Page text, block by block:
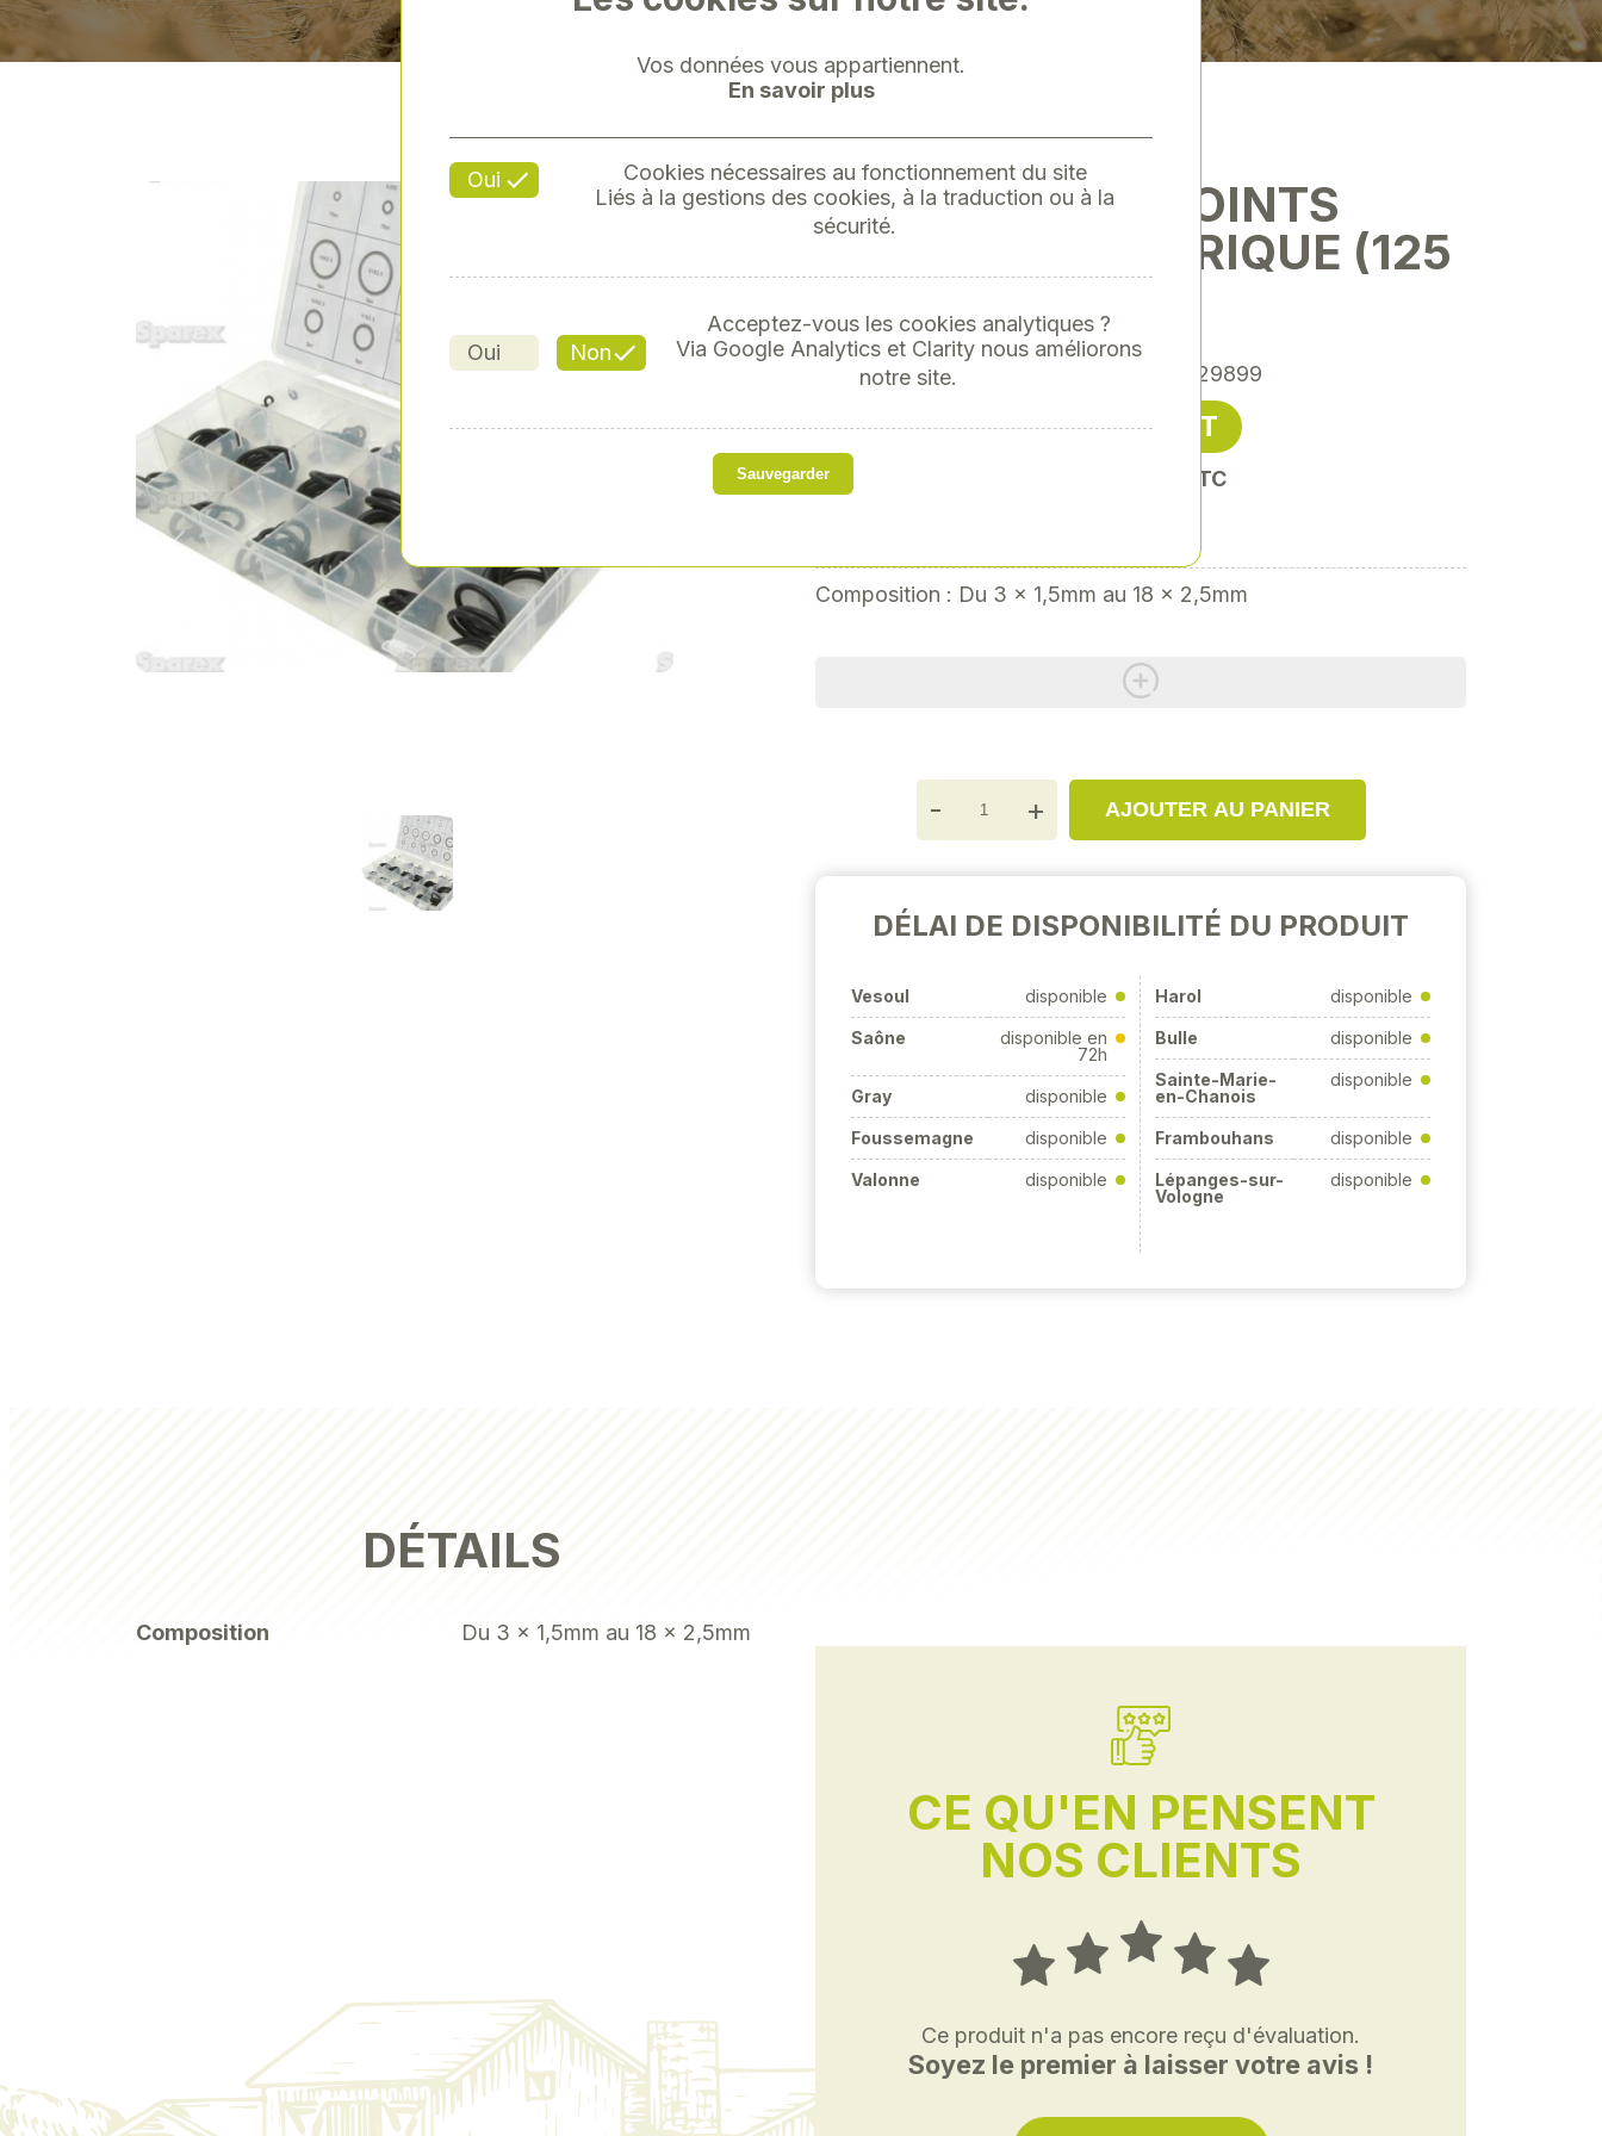
Previous
ASSORT. JOINTS
TORIQUES MÉTRIQUE (125
PC
: SPA-29899
16,48 € HT
soit 19,78 € TTC
Composition : Du 3 x 1,5mm au 18 x 2,5mm
- + AJOUTER AU PANIER
DÉLAI DE DISPONIBILITÉ DU PRODUIT
Vesoul disponible
Saône
disponible en
72h
Gray disponible
Foussemagne disponible
Valonne disponible
Harol disponible
Bulle disponible
Sainte-Marie-
en-Chanois
disponible
Frambouhans disponible
Lépanges-sur-
Vologne
disponible
DÉTAILS
Composition Du 3 x 1,5mm au 18 x 2,5mm
CE QU'EN PENSENT
NOS CLIENTS
Ce produit n'a pas encore reçu d'évaluation.
Soyez le premier à laisser votre avis !
Vos données vous appartiennent.
En savoir plus
Oui
Cookies nécessaires au fonctionnement du site
Liés à la gestions des cookies, à la traduction ou à la
sécurité.
Oui Non
Acceptez-vous les cookies analytiques ?
Via Google Analytics et Clarity nous améliorons
notre site.
Sauvegarder